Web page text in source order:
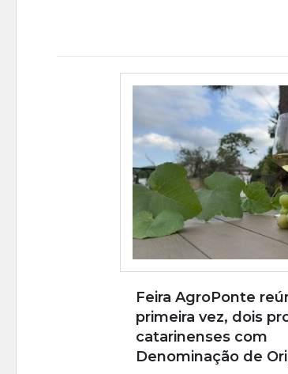
Feira AgroPonte
primeira vez, dois
catarinenses com
Denominação de